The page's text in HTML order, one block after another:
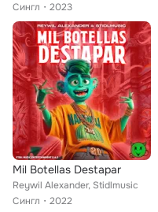
Сингл
2023
Mil Botellas Destapar
Reywil Alexander, Stidlmusic
Сингл
2022